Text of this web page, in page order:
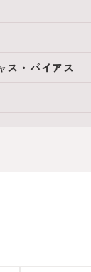
ス・バイアス